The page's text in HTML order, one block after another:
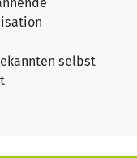
selbst